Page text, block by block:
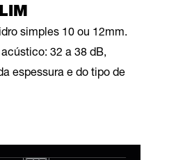
simples 10 ou 12mm.
32 a 38 dB,
espessura e do tipo de